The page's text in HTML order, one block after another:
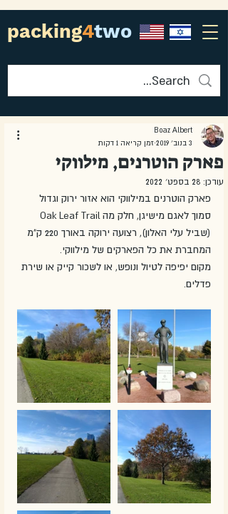
packing4two
פארק הוטרנים, מילווקי
Boaz Albert
3 בנוב׳ 2019
זמן קריאה 1 דקות
עודכן: 28 בספט׳ 2022
פארק הוטרנים במילווקי הוא אזור ירוק וגדול
(שביל עלי האלון), רצועה ירוקה באורך 220 ק"מ
המחברת את כל הפארקים של מילווקי.
מקום יפיפה לטיול ונופש, או לשכור קייק או שירת
פדלים.